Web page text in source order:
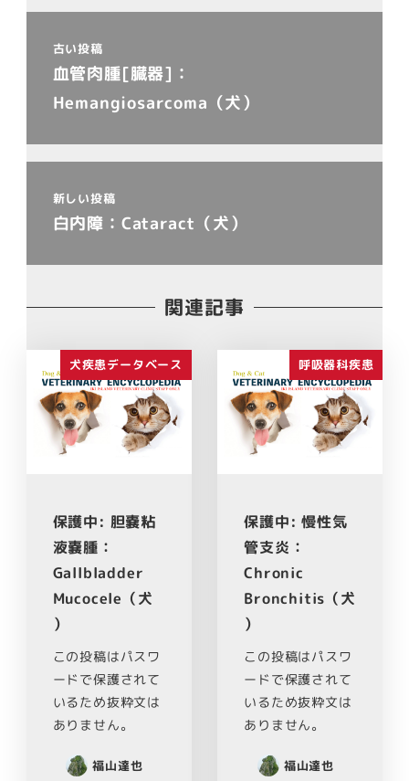
古い投稿
血管肉腫[臓器]：
Hemangiosarcoma（犬）
新しい投稿
白内障：Cataract（犬）
関連記事
犬疾患データベース
保護中: 胆嚢粘
液嚢腫：
Gallbladder
Mucocele（犬
）
この投稿はパスワ
ードで保護されて
いるため抜粋文は
ありません。
福山達也
呼吸器科疾患
保護中: 慢性気
管支炎：
Chronic
Bronchitis（犬
）
この投稿はパスワ
ードで保護されて
いるため抜粋文は
ありません。
福山達也